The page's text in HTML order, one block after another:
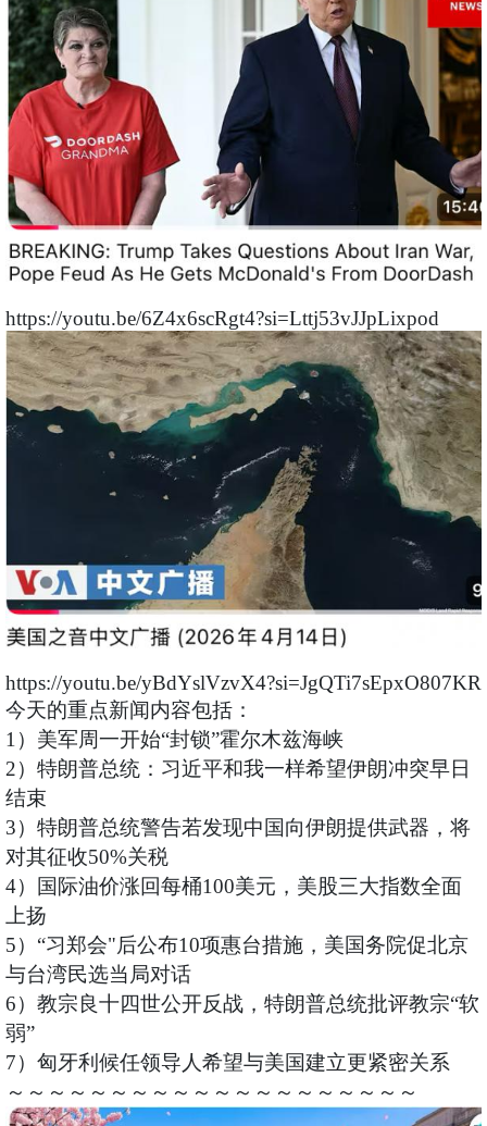
https://youtu.be/6Z4x6scRgt4?si=Lttj53vJJpLixpod
https://youtu.be/yBdYslVzvX4?si=JgQTi7sEpxO807KR
今天的重点新闻内容包括：
1）美军周一开始“封锁”霍尔木兹海峡
2）特朗普总统：习近平和我一样希望伊朗冲突早日
结束
3）特朗普总统警告若发现中国向伊朗提供武器，将
对其征收50%关税
4）国际油价涨回每桶100美元，美股三大指数全面
上扬
5）“习郑会"后公布10项惠台措施，美国务院促北京
与台湾民选当局对话
6）教宗良十四世公开反战，特朗普总统批评教宗“软
弱”
7）匈牙利候任领导人希望与美国建立更紧密关系
～～～～～～～～～～～～～～～～～～～～